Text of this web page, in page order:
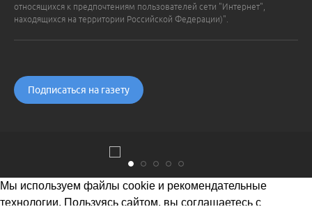
относящихся к предпочтениям пользователей сети "Интернет",
находящихся на территории Российской Федерации)".
Подписаться на газету
Мы используем файлы cookie и рекомендательные
технологии. Пользуясь сайтом, вы соглашаетесь с